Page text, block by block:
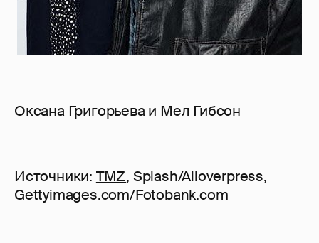
Оксана Григорьева и Мел Гибсон
Источники: TMZ, Splash/Alloverpress,
Gettyimages.com/Fotobank.com